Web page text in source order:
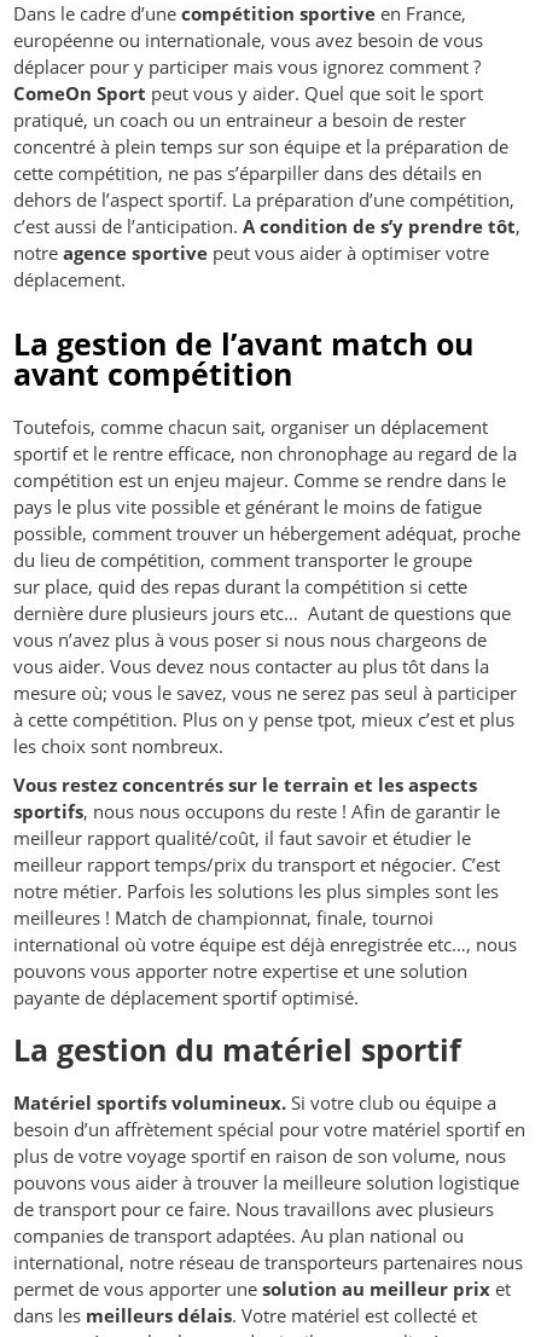
Dans le cadre d’unecompétition sportive en France,
européenne ou internationale, vous avez besoin de vous
déplacer pour y participer mais vous ignorez comment ?
ComeOn Sport peut vous y aider. Quel que soit le sport
pratiqué, un coach ou un entraineur a besoin de rester
concentré à plein temps sur son équipe et la préparation de
cette compétition, ne pas s’éparpiller dans des détails en
dehors de l’aspect sportif. La préparation d’une compétition,
c’est aussi de l’anticipation.A condition de s’y prendre tôt,
notreagence sportive peut vous aider à optimiser votre
déplacement.
La gestion de l’avant match ou
avant compétition
Toutefois, comme chacun sait, organiser un déplacement
sportif et le rentre efficace, non chronophage au regard de la
compétition est un enjeu majeur. Comme se rendre dans le
pays le plus vite possible et générant le moins de fatigue
possible, comment trouver un hébergement adéquat, proche
du lieu de compétition, comment transporter le groupe
sur place, quid des repas durant la compétition si cette
dernière dure plusieurs jours etc… Autant de questions que
vous n’avez plus à vous poser si nous nous chargeons de
vous aider. Vous devez nous contacter au plus tôt dans la
mesure où; vous le savez, vous ne serez pas seul à participer
à cette compétition. Plus on y pense tpot, mieux c’est et plus
les choix sont nombreux.
Vous restez concentrés sur le terrain et les aspects
sportifs, nous nous occupons du reste ! Afin de garantir le
meilleur rapport qualité/coût, il faut savoir et étudier le
meilleur rapport temps/prix du transport et négocier. C’est
notre métier. Parfois les solutions les plus simples sont les
meilleures ! Match de championnat, finale, tournoi
international où votre équipe est déjà enregistrée etc…, nous
pouvons vous apporter notre expertise et une solution
payante de déplacement sportif optimisé.
La gestion du matériel sportif
Matériel sportifs volumineux. Si votre club ou équipe a
besoin d’un affrètement spécial pour votre matériel sportif en
plus de votre voyage sportif en raison de son volume, nous
pouvons vous aider à trouver la meilleure solution logistique
de transport pour ce faire. Nous travaillons avec plusieurs
companies de transport adaptées. Au plan national ou
international, notre réseau de transporteurs partenaires nous
permet de vous apporter unesolution au meilleur prix et
dans les meilleurs délais. Votre matériel est collecté et